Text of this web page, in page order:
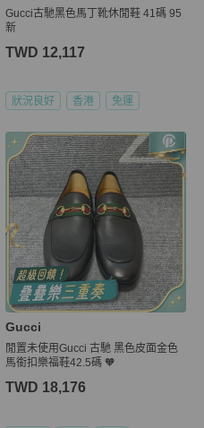
Gucci古馳黑色馬丁靴休閒鞋 41碼 95
新
TWD 12,117
狀況良好 香港 免運
Gucci
閒置未使用Gucci 古馳 黑色皮面金色
馬銜扣樂福鞋42.5碼 🧡
TWD 18,176